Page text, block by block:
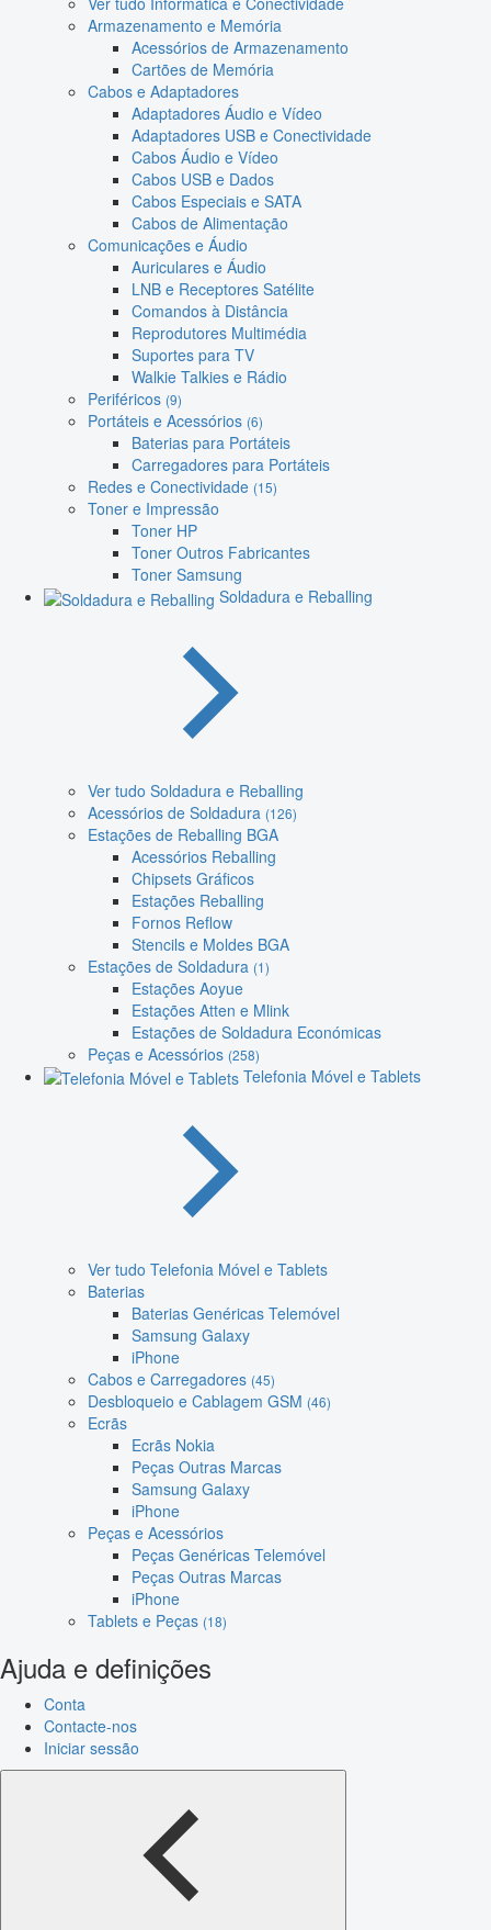
Armazenamento e Memória
Acessórios de Armazenamento
Cartões de Memória
Cabos e Adaptadores
Adaptadores Áudio e Vídeo
Adaptadores USB e Conectividade
Cabos Áudio e Vídeo
Cabos USB e Dados
Cabos Especiais e SATA
Cabos de Alimentação
Comunicações e Áudio
Auriculares e Áudio
LNB e Receptores Satélite
Comandos à Distância
Reprodutores Multimédia
Suportes para TV
Walkie Talkies e Rádio
Periféricos (9)
Portáteis e Acessórios (6)
Baterias para Portáteis
Carregadores para Portáteis
Redes e Conectividade (15)
Toner e Impressão
Toner HP
Toner Outros Fabricantes
Toner Samsung
Soldadura e Reballing
Ver tudo Soldadura e Reballing
Acessórios de Soldadura (126)
Estações de Reballing BGA
Acessórios Reballing
Chipsets Gráficos
Estações Reballing
Fornos Reflow
Stencils e Moldes BGA
Estações de Soldadura (1)
Estações Aoyue
Estações Atten e Mlink
Estações de Soldadura Económicas
Peças e Acessórios (258)
Telefonia Móvel e Tablets
Ver tudo Telefonia Móvel e Tablets
Baterias
Baterias Genéricas Telemóvel
Samsung Galaxy
iPhone
Cabos e Carregadores (45)
Desbloqueio e Cablagem GSM (46)
Ecrãs
Ecrãs Nokia
Peças Outras Marcas
Samsung Galaxy
iPhone
Peças e Acessórios
Peças Genéricas Telemóvel
Peças Outras Marcas
iPhone
Tablets e Peças (18)
Ajuda e definições
Conta
Contacte-nos
Iniciar sessão